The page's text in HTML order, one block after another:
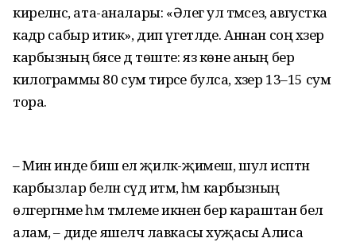
киреләнсә, ата-аналары: «Әлегә ул тәмсез, августка
кадәр сабыр итик», дип үгетләде. Аннан соң хәзер
карбызның бәясе дә төште: яз көне аның бер
килограммы 80 сум тирәсе булса, хәзер 13–15 сум
тора.
– Мин инде биш ел җиләк-җимеш, шул исәптән
карбызлар белән сәүдә итәм, һәм карбызның
өлгергәнме һәм тәмлеме икәнен бер караштан белә
алам, – диде яшелчә лавкасы хуҗасы Алиса